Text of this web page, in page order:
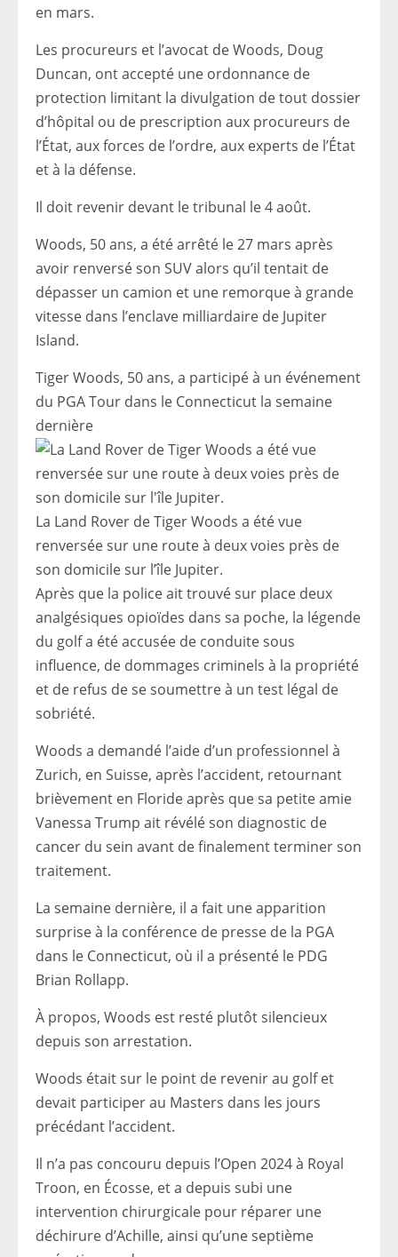
en mars.
Les procureurs et l’avocat de Woods, Doug
Duncan, ont accepté une ordonnance de
protection limitant la divulgation de tout dossier
d’hôpital ou de prescription aux procureurs de
l’État, aux forces de l’ordre, aux experts de l’État
et à la défense.
Il doit revenir devant le tribunal le 4 août.
Woods, 50 ans, a été arrêté le 27 mars après
avoir renversé son SUV alors qu’il tentait de
dépasser un camion et une remorque à grande
vitesse dans l’enclave milliardaire de Jupiter
Island.
Tiger Woods, 50 ans, a participé à un événement
du PGA Tour dans le Connecticut la semaine
dernière
La Land Rover de Tiger Woods a été vue
renversée sur une route à deux voies près de
son domicile sur l’île Jupiter.
Après que la police ait trouvé sur place deux
analgésiques opioïdes dans sa poche, la légende
du golf a été accusée de conduite sous
influence, de dommages criminels à la propriété
et de refus de se soumettre à un test légal de
sobriété.
Woods a demandé l’aide d’un professionnel à
Zurich, en Suisse, après l’accident, retournant
brièvement en Floride après que sa petite amie
Vanessa Trump ait révélé son diagnostic de
cancer du sein avant de finalement terminer son
traitement.
La semaine dernière, il a fait une apparition
surprise à la conférence de presse de la PGA
dans le Connecticut, où il a présenté le PDG
Brian Rollapp.
À propos, Woods est resté plutôt silencieux
depuis son arrestation.
Woods était sur le point de revenir au golf et
devait participer au Masters dans les jours
précédant l’accident.
Il n’a pas concouru depuis l’Open 2024 à Royal
Troon, en Écosse, et a depuis subi une
intervention chirurgicale pour réparer une
déchirure d’Achille, ainsi qu’une septième